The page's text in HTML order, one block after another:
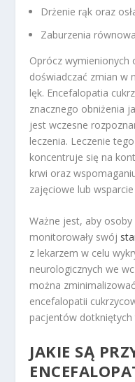
Drżenie rąk oraz
Zaburzenia
Oprócz
doświadczać zmian w
lęk. Encefalopatia
znacznego obniżenia
jest wczesne
leczenia. Leczenie
koncentruje się na
krwi oraz
zajęciowe lub
Ważne jest, aby
monitorowały swój
z lekarzem w celu
neurologicznych we
można
encefalopatii
pacjentów
JAKIE SĄ